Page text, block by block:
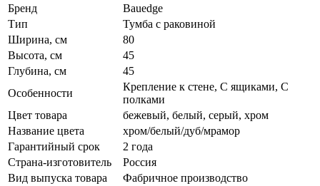
Бренд
Bauedge
Тип
Тумба с раковиной
Ширина, см
80
Высота, см
45
Глубина, см
45
Особенности
Крепление к стене, С ящиками, С
полками
Цвет товара
бежевый, белый, серый, хром
Название цвета
хром/белый/дуб/мрамор
Гарантийный срок
2 года
Страна-изготовитель
Россия
Вид выпуска товара
Фабричное производство